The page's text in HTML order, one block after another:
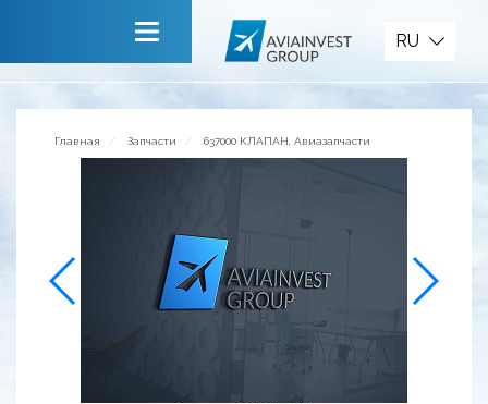
Сервисы
Обратная связь
RU
Главная Запчасти 637000 КЛАПАН, Авиазапчасти